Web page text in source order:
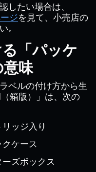
したい場合は、
ジを見て、小売店の
。
「パッケ
味
ベルの付け方から生
箱版）」は、次の
ッジ入り
ケース
ズボックス